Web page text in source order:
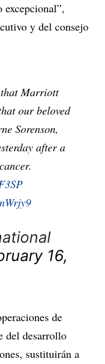
excepcional”,
y del consejo
Marriott
our beloved
Sorenson,
after a
16,
de
del desarrollo
sustituirán a